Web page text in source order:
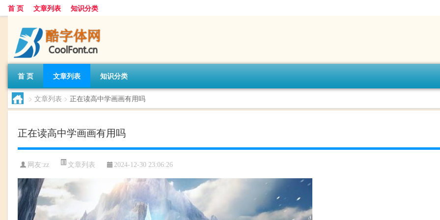
首 页 文章列表 知识分类
首 页 文章列表 知识分类
> 文章列表 > 正在读高中学画画有用吗
正在读高中学画画有用吗
网友:zz 文章列表 2024-12-30 23:06:26